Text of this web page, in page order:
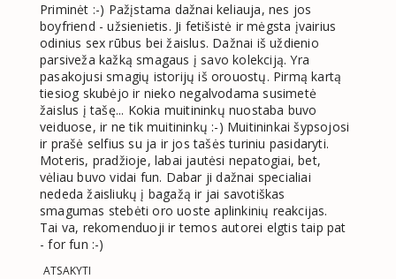
Priminėt :-) Pažįstama dažnai keliauja, nes jos
boyfriend - užsienietis. Ji fetišistė ir mėgsta įvairius
odinius sex rūbus bei žaislus. Dažnai iš uždienio
parsiveža kažką smagaus į savo kolekciją. Yra
pasakojusi smagių istorijų iš orouostų. Pirmą kartą
tiesiog skubėjo ir nieko negalvodama susimetė
žaislus į tašę... Kokia muitininkų nuostaba buvo
veiduose, ir ne tik muitininkų :-) Muitininkai šypsojosi
ir prašė selfius su ja ir jos tašės turiniu pasidaryti.
Moteris, pradžioje, labai jautėsi nepatogiai, bet,
vėliau buvo vidai fun. Dabar ji dažnai specialiai
nededa žaisliukų į bagažą ir jai savotiškas
smagumas stebėti oro uoste aplinkinių reakcijas.
Tai va, rekomenduoji ir temos autorei elgtis taip pat
- for fun :-)
ATSAKYTI